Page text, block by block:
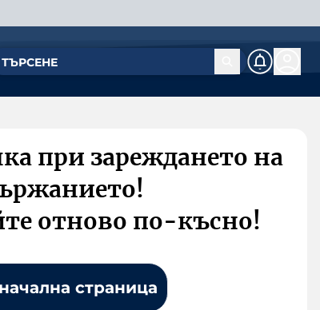
при зареждането на
отново по-късно!
страница